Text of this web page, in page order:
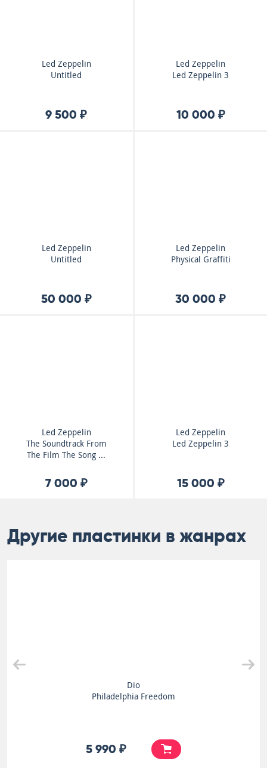
Led Zeppelin
Untitled
9 500 ₽
Led Zeppelin
Led Zeppelin 3
10 000 ₽
Led Zeppelin
Untitled
50 000 ₽
Led Zeppelin
Physical Graffiti
30 000 ₽
Led Zeppelin
The Soundtrack From
The Film The Song ...
7 000 ₽
Led Zeppelin
Led Zeppelin 3
15 000 ₽
Другие пластинки в жанрах
Dio
Philadelphia Freedom
5 990 ₽